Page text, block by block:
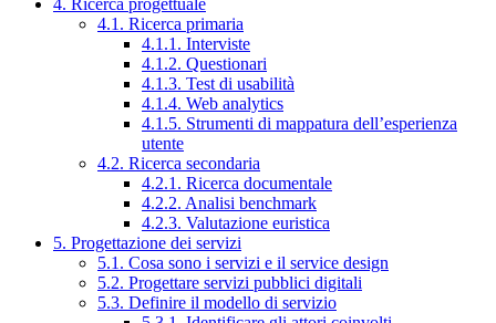
4. Ricerca progettuale
4.1. Ricerca primaria
4.1.1. Interviste
4.1.2. Questionari
4.1.3. Test di usabilità
4.1.4. Web analytics
4.1.5. Strumenti di mappatura dell’esperienza
utente
4.2. Ricerca secondaria
4.2.1. Ricerca documentale
4.2.2. Analisi benchmark
4.2.3. Valutazione euristica
5. Progettazione dei servizi
5.1. Cosa sono i servizi e il service design
5.2. Progettare servizi pubblici digitali
5.3. Definire il modello di servizio